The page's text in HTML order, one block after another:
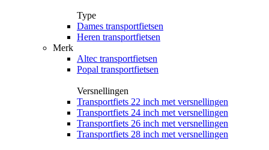
Type
Dames transportfietsen
Heren transportfietsen
Merk
Altec transportfietsen
Popal transportfietsen
Versnellingen
Transportfiets 22 inch met versnellingen
Transportfiets 24 inch met versnellingen
Transportfiets 26 inch met versnellingen
Transportfiets 28 inch met versnellingen